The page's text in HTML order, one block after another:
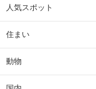
人気スポット
住まい
動物